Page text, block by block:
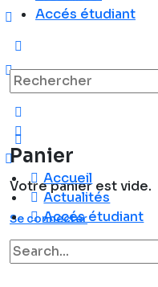
Accés étudiant
Panier
Votre panier est vide.
Se connecter
Recherche
pour:
Accueil
Actualités
Accés étudiant
Recherche
pour: